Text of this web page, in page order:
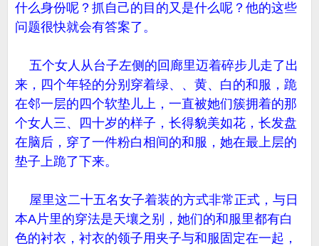
什么身份呢？抓自己的目的又是什么呢？他的这些
问题很快就会有答案了。
五个女人从台子左侧的回廊里迈着碎步儿走了出
来，四个年轻的分别穿着绿、、黄、白的和服，跪
在邻一层的四个软垫儿上，一直被她们簇拥着的那
个女人三、四十岁的样子，长得貌美如花，长发盘
在脑后，穿了一件粉白相间的和服，她在最上层的
垫子上跪了下来。
屋里这二十五名女子着装的方式非常正式，与日
本A片里的穿法是天壤之别，她们的和服里都有白
色的衬衣，衬衣的领子用夹子与和服固定在一起，